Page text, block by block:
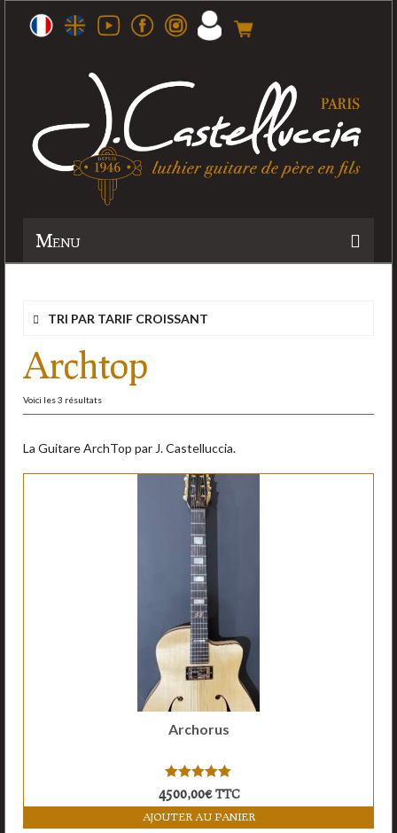
Menu
Atelier
Guitares
Accessoires
Contact
TRI PAR TARIF CROISSANT
Archtop
Voici les 3 résultats
La Guitare ArchTop par J. Castelluccia.
Archorus
5.00 sur 5
4500,00€ TTC
AJOUTER AU PANIER